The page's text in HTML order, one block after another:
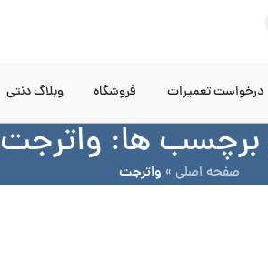
درخواست تعمیرات فروشگاه وبلاگ دنتی
برچسب ها: واترجت
صفحه اصلی » واترجت